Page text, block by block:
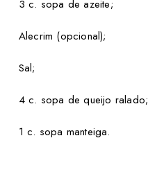
3 c. sopa de azeite;
Alecrim (opcional);
Sal;
4 c. sopa de queijo ralado;
1 c. sopa manteiga.